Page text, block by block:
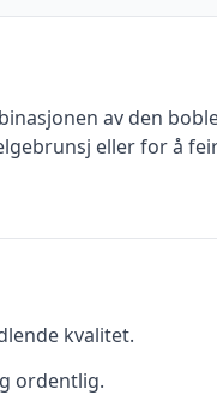
av den
eller for å
kvalitet.
ordentlig.